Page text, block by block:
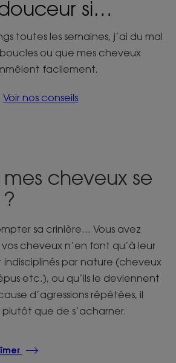
si…
toutes les semaines, j’ai du mal
ou que mes cheveux
facilement.
Voir nos conseils
cheveux se
sa crinière… Vous avez
cheveux n’en font qu’à leur
indisciplinés par nature (cheveux
etc.), ou qu’ils le deviennent
d’agressions répétées, il
que de s’acharner.